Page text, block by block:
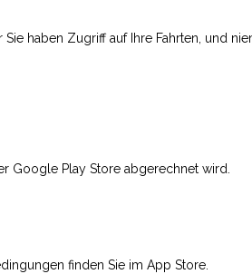
haben Zugriff auf Ihre Fahrten, und
Google Play Store abgerechnet wird.
finden Sie im App Store.